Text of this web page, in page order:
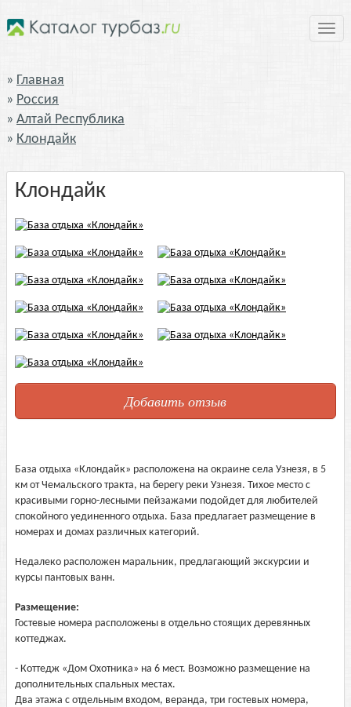
Главная
Россия
Алтай Республика
Клондайк
Клондайк
Добавить отзыв
База отдыха «Клондайк» расположена на окраине села Узнезя, в 5
км от Чемальского тракта, на берегу реки Узнезя. Тихое место с
красивыми горно-лесными пейзажами подойдет для любителей
спокойного уединенного отдыха. База предлагает размещение в
номерах и домах различных категорий.
Недалеко расположен маральник, предлагающий экскурсии и
курсы пантовых ванн.
Размещение:
Гостевые номера расположены в отдельно стоящих деревянных
коттеджах.
- Коттедж «Дом Охотника» на 6 мест. Возможно размещение на
дополнительных спальных местах.
Два этажа с отдельным входом, веранда, три гостевых номера,